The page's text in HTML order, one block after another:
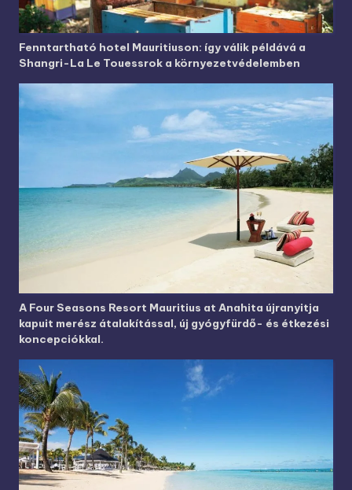
Fenntartható hotel Mauritiuson: így válik példává a
Shangri-La Le Touessrok a környezetvédelemben
A Four Seasons Resort Mauritius at Anahita újranyitja
kapuit merész átalakítással, új gyógyfürdő- és étkezési
koncepciókkal.